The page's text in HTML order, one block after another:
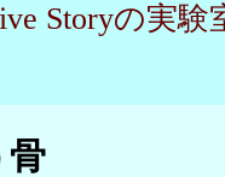
Storyの実
骨